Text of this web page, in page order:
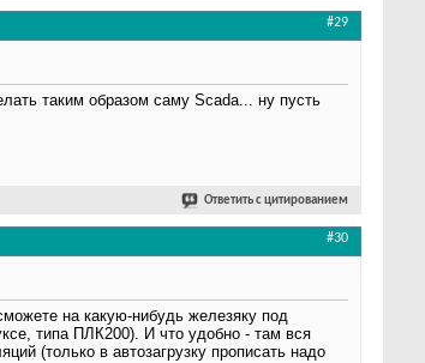
#29
таким образом саму Scada... ну пусть
Ответить с цитированием
#30
на какую-нибудь железяку под
типа ПЛК200). И что удобно - там вся
(только в автозагрузку прописать надо